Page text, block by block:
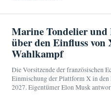
Marine Tondelier
über den Einfluss von
Wahlkampf
Die Vorsitzende der französischen
Einmischung der Plattform X in
2027. Eigentümer Elon Musk